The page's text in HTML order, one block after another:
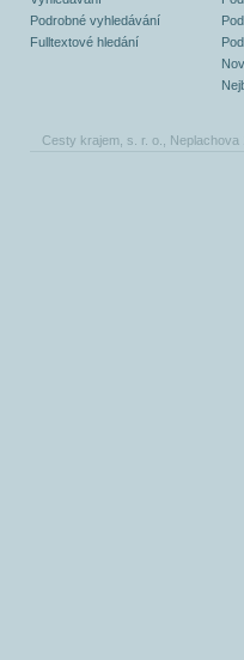
Podrobné vyhledávání
Fulltextové hledání
Cesty krajem, s. r. o.,